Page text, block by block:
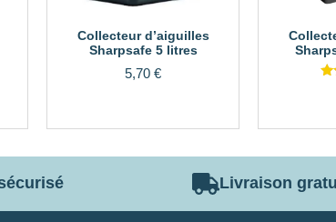
Collecteur d’aiguilles
Sharpsafe 5 litres
5,70 €
Livraison